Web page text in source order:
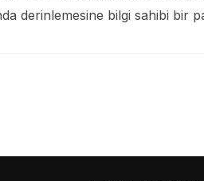
derinlemesine bilgi sahibi bir